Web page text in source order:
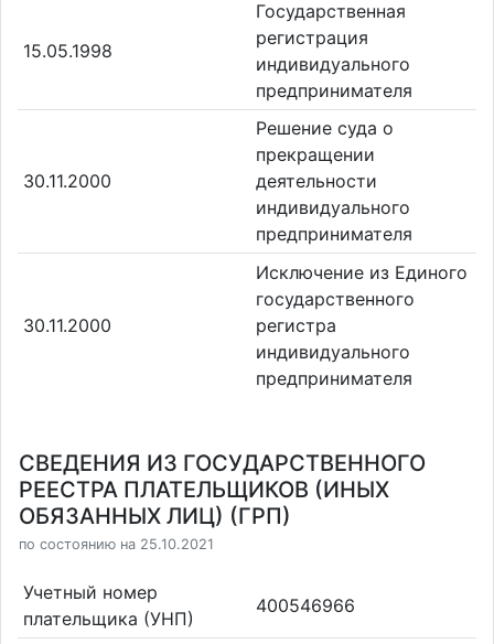
15.05.1998
Государственная
регистрация
индивидуального
предпринимателя
30.11.2000
Решение суда о
прекращении
деятельности
индивидуального
предпринимателя
30.11.2000
Исключение из Единого
государственного
регистра
индивидуального
предпринимателя
СВЕДЕНИЯ ИЗ ГОСУДАРСТВЕННОГО
РЕЕСТРА ПЛАТЕЛЬЩИКОВ (ИНЫХ
ОБЯЗАННЫХ ЛИЦ) (ГРП)
по состоянию на 25.10.2021
Учетный номер
плательщика (УНП)
400546966